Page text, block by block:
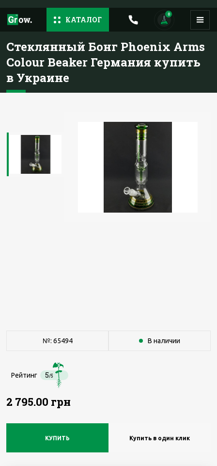
КАТАЛОГ
0
Стеклянный Бонг Phoenix Arms
Colour Beaker Германия купить
в Украине
№: 65494 В наличии
Рейтинг 5/5
2 795.00 грн
КУПИТЬ Купить в один клик